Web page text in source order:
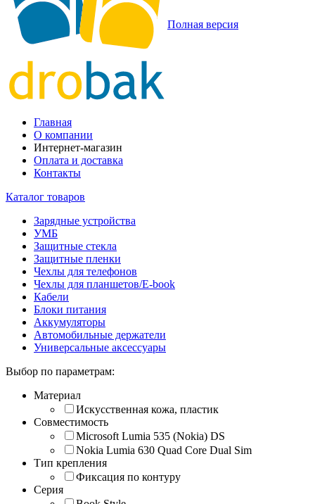
Полная версия
Главная
О компании
Интернет-магазин
Оплата и доставка
Контакты
Каталог товаров
Зарядные устройства
УМБ
Защитные стекла
Защитные пленки
Чехлы для телефонов
Чехлы для планшетов/E-book
Кабели
Блоки питания
Аккумуляторы
Автомобильные держатели
Универсальные аксессуары
Выбор по параметрам:
Материал
Искусственная кожа, пластик
Совместимость
Microsoft Lumia 535 (Nokia) DS
Nokia Lumia 630 Quad Core Dual Sim
Тип крепления
Фиксация по контуру
Серия